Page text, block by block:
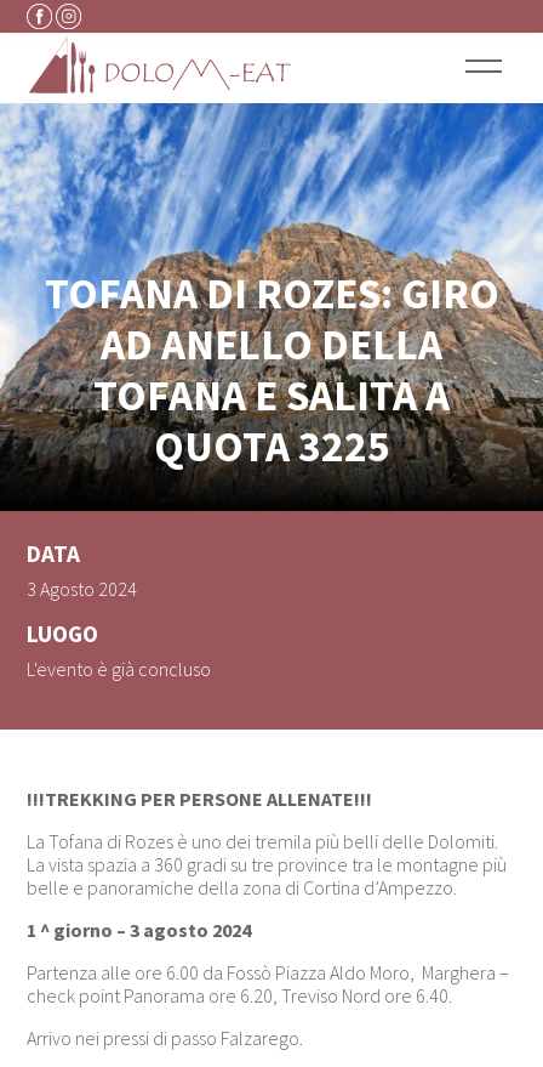
Vai al contenuto
TOFANA DI ROZES: GIRO
AD ANELLO DELLA
TOFANA E SALITA A
QUOTA 3225
DATA
3 Agosto 2024
LUOGO
L'evento è già concluso
!!!TREKKING PER PERSONE ALLENATE!!!
La Tofana di Rozes è uno dei tremila più belli delle Dolomiti.
La vista spazia a 360 gradi su tre province tra le montagne più
belle e panoramiche della zona di Cortina d’Ampezzo.
1 ^ giorno – 3 agosto 2024
Partenza alle ore 6.00 da Fossò Piazza Aldo Moro, Marghera –
check point Panorama ore 6.20, Treviso Nord ore 6.40.
Arrivo nei pressi di passo Falzarego.